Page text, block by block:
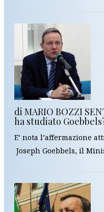
di MARIO BOZZI
ha studiato
E’ nota l’affermazione
Joseph Goebbels, il